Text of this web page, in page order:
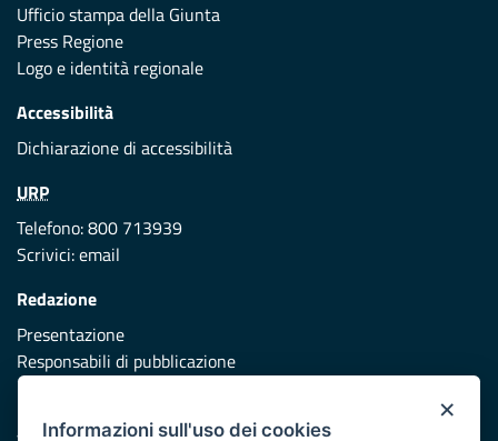
Ufficio stampa della Giunta
Press Regione
Logo e identità regionale
Accessibilità
Dichiarazione di accessibilità
URP
Telefono: 800 713939
Scrivici:email
Redazione
Presentazione
Responsabili di pubblicazione
×
Informazioni sull'uso dei cookies